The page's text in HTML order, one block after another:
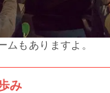
ムもありますよ。
み